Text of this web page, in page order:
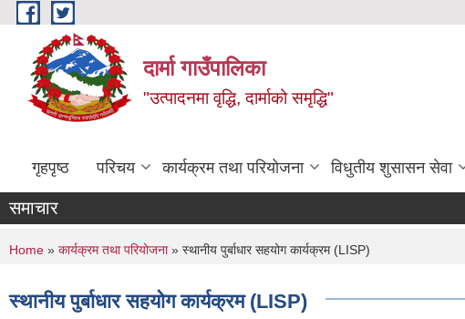
Skip to main content
दार्मा गाउँपालिका
"उत्पादनमा वृद्धि, दार्माको समृद्धि"
गृहपृष्ठ परिचय कार्यक्रम तथा परियोजना विधुतीय शुसासन सेवा
समाचार
You are here
Home » कार्यक्रम तथा परियोजना» स्थानीय पुर्बाधार सहयोग कार्यक्रम (LISP)
स्थानीय पुर्बाधार सहयोग कार्यक्रम (LISP)